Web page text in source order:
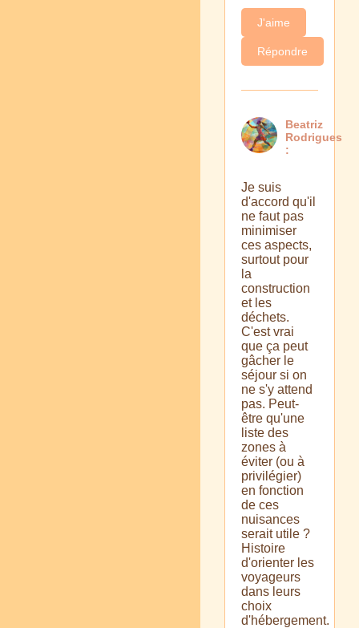
J'aime
Répondre
Beatriz
Rodrigues
:
Je suis
d'accord qu'il
ne faut pas
minimiser
ces aspects,
surtout pour
la
construction
et les
déchets.
C'est vrai
que ça peut
gâcher le
séjour si on
ne s'y attend
pas. Peut-
être qu'une
liste des
zones à
éviter (ou à
privilégier)
en fonction
de ces
nuisances
serait utile ?
Histoire
d'orienter les
voyageurs
dans leurs
choix
d'hébergement.